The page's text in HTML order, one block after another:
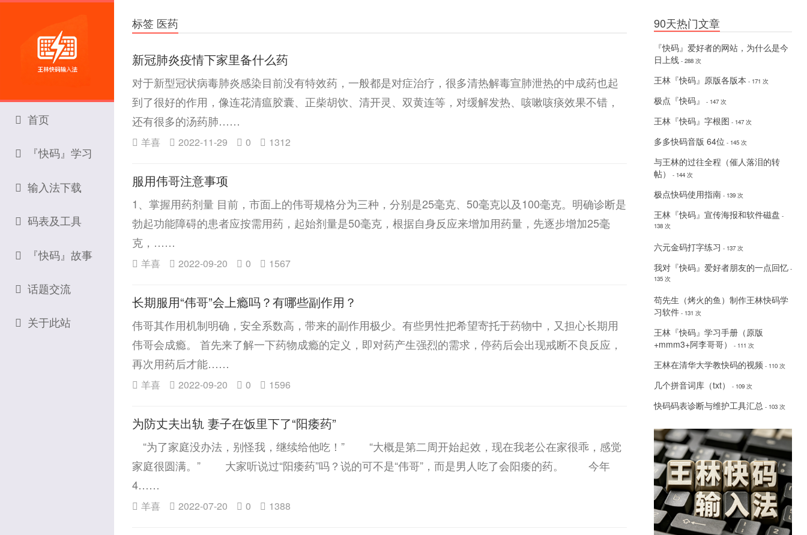
标签 医药
新冠肺炎疫情下家里备什么药
对于新型冠状病毒肺炎感染目前没有特效药，一般都是对症治疗，很多清热解毒宣肺泄热的中成药也起
到了很好的作用，像连花清瘟胶囊、正柴胡饮、清开灵、双黄连等，对缓解发热、咳嗽咳痰效果不错，
还有很多的汤药肺……
羊喜 2022-11-29 0 1312
服用伟哥注意事项
1、掌握用药剂量 目前，市面上的伟哥规格分为三种，分别是25毫克、50毫克以及100毫克。明确诊断是
勃起功能障碍的患者应按需用药，起始剂量是50毫克，根据自身反应来增加用药量，先逐步增加25毫
克，……
羊喜 2022-09-20 0 1567
长期服用“伟哥”会上瘾吗？有哪些副作用？
伟哥其作用机制明确，安全系数高，带来的副作用极少。有些男性把希望寄托于药物中，又担心长期用
伟哥会成瘾。 首先来了解一下药物成瘾的定义，即对药产生强烈的需求，停药后会出现戒断不良反应，
再次用药后才能……
羊喜 2022-09-20 0 1596
为防丈夫出轨 妻子在饭里下了“阳痿药”
“为了家庭没办法，别怪我，继续给他吃！” “大概是第二周开始起效，现在我老公在家很乖，感觉
家庭很圆满。” 大家听说过“阳痿药”吗？说的可不是“伟哥”，而是男人吃了会阳痿的药。 今年
4……
羊喜 2022-07-20 0 1388
首页
『快码』学习
输入法下载
码表及工具
『快码』故事
话题交流
关于此站
90天热门文章
『快码』爱好者的网站，为什么是今
日上线 - 288 次
王林『快码』原版各版本 - 171 次
极点『快码』 - 147 次
王林『快码』字根图 - 147 次
多多快码音版 64位 - 145 次
与王林的过往全程（催人落泪的转
帖）
- 144 次
极点快码使用指南 - 139 次
王林『快码』宣传海报和软件磁盘 -
138 次
六元金码打字练习 - 137 次
我对『快码』爱好者朋友的一点回忆 -
135 次
苟先生（烤火的鱼）制作王林快码学
习软件 - 131 次
王林『快码』学习手册（原版
+mmm3+阿李哥哥）
- 111 次
王林在清华大学教快码的视频 - 110 次
几个拼音词库（txt） - 109 次
快码码表诊断与维护工具汇总 - 103 次